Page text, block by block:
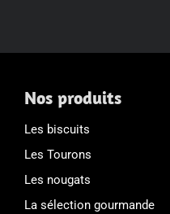
Nos produits
Les biscuits
Les Tourons
Les nougats
La sélection gourmande